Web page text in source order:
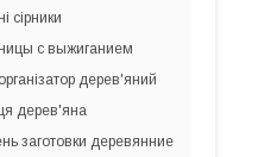
сірники
с выжиганием
дерев'яний
дерев'яна
заготовки деревянние